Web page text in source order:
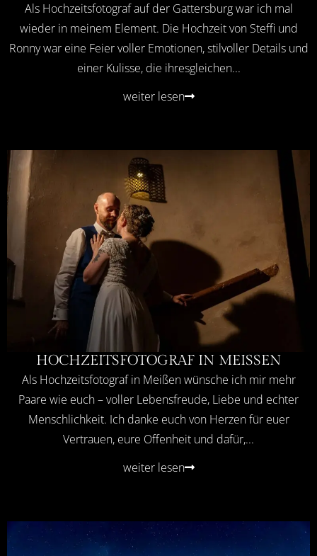
Als Hochzeitsfotograf auf der Gattersburg war ich mal
wieder in meinem Element. Die Hochzeit von Steffi und
Ronny war eine Feier voller Emotionen, stilvoller Details und
einer Kulisse, die ihresgleichen...
weiter lesen
HOCHZEITSFOTOGRAF IN MEISSEN
Als Hochzeitsfotograf in Meißen wünsche ich mir mehr
Paare wie euch – voller Lebensfreude, Liebe und echter
Menschlichkeit. Ich danke euch von Herzen für euer
Vertrauen, eure Offenheit und dafür,...
weiter lesen